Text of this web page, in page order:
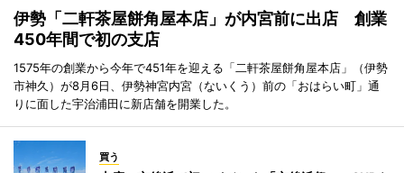
伊勢「二軒茶屋餅角屋本店」が内宮前に出店 創業
450年間で初の支店
1575年の創業から今年で451年を迎える「二軒茶屋餅角屋本店」（伊勢
市神久）が8月6日、伊勢神宮内宮（ないくう）前の「おはらい町」通
りに面した宇治浦田に新店舗を開業した。
買う